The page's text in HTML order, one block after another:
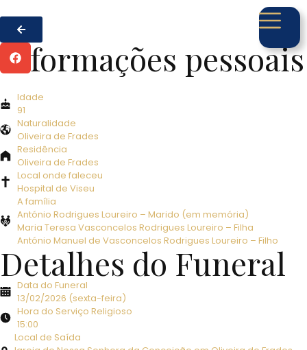
Informações pessoais
Idade
91
Naturalidade
Oliveira de Frades
Residência
Oliveira de Frades
Local onde faleceu
Hospital de Viseu
A família
António Rodrigues Loureiro – Marido (em memória)
Maria Teresa Vasconcelos Rodrigues Loureiro – Filha
António Manuel de Vasconcelos Rodrigues Loureiro – Filho
Detalhes do Funeral
Data do Funeral
13/02/2026 (sexta-feira)
Hora do Serviço Religioso
15:00
Local de Saída